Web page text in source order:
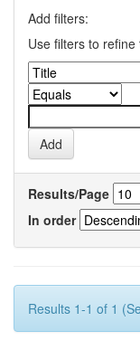
Add filters:
Use filters to
Results/Page
In order
Results 1-1 of 1